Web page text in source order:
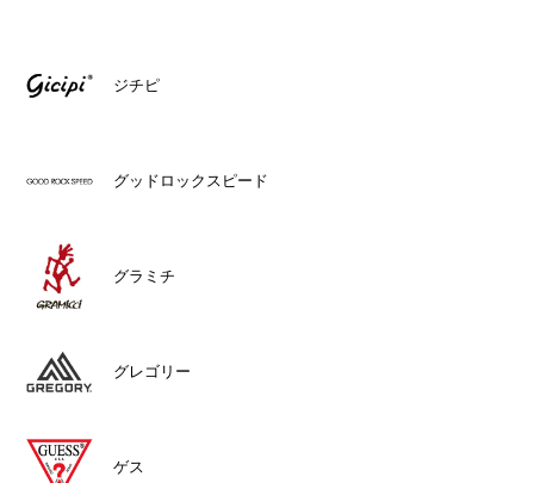
ジチピ
グッドロックスピード
グラミチ
グレゴリー
ゲス